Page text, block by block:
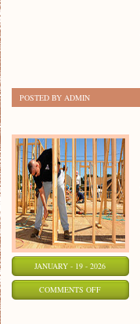
POSTED BY ADMIN
JANUARY - 19 - 2026
COMMENTS OFFON